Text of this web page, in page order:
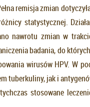
remisja zmian
statystycznej.
nawrotu zmian w
badania, do
wirusów HPV. W
tuberkuliny, jak i
stosowane